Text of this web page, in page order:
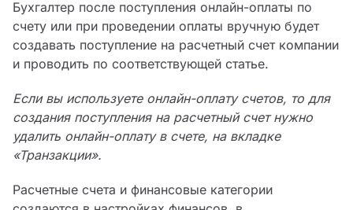
Бухгалтер после поступления онлайн-оплаты по
счету или при проведении оплаты вручную будет
создавать поступление на расчетный счет компании
и проводить по соответствующей статье.
Если вы используете онлайн-оплату счетов, то для
создания поступления на расчетный счет нужно
удалить онлайн-оплату в счете, на вкладке
«Транзакции».
Расчетные счета и финансовые категории